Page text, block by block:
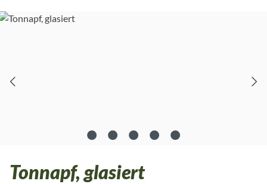
Bildergalerie überspringen
Tonnapf, glasiert